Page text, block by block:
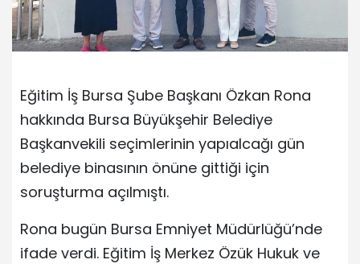
Eğitim İş Bursa Şube Başkanı Özkan Rona
hakkında Bursa Büyükşehir Belediye
Başkanvekili seçimlerinin yapıalcağı gün
belediye binasının önüne gittiği için
soruşturma açılmıştı.
Rona bugün Bursa Emniyet Müdürlüğü’nde
ifade verdi. Eğitim İş Merkez Özük Hukuk ve